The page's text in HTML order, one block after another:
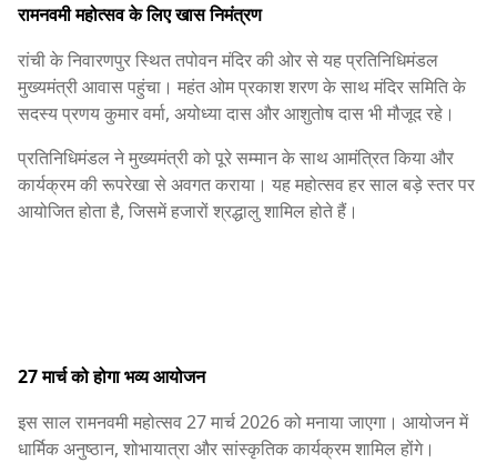
रामनवमी महोत्सव के लिए खास निमंत्रण
रांची के निवारणपुर स्थित तपोवन मंदिर की ओर से यह प्रतिनिधिमंडल
मुख्यमंत्री आवास पहुंचा। महंत ओम प्रकाश शरण के साथ मंदिर समिति के
सदस्य प्रणय कुमार वर्मा, अयोध्या दास और आशुतोष दास भी मौजूद रहे।
प्रतिनिधिमंडल ने मुख्यमंत्री को पूरे सम्मान के साथ आमंत्रित किया और
कार्यक्रम की रूपरेखा से अवगत कराया। यह महोत्सव हर साल बड़े स्तर पर
आयोजित होता है, जिसमें हजारों श्रद्धालु शामिल होते हैं।
27 मार्च को होगा भव्य आयोजन
इस साल रामनवमी महोत्सव 27 मार्च 2026 को मनाया जाएगा। आयोजन में
धार्मिक अनुष्ठान, शोभायात्रा और सांस्कृतिक कार्यक्रम शामिल होंगे।